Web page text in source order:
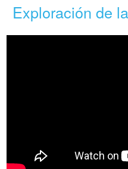
Exploración de